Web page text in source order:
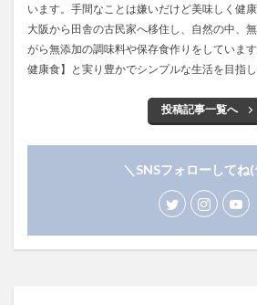
います。手間なことは嫌いだけど美味しく健
大阪から田舎の古民家へ移住し、自然の中、
がら無添加の調味料や保存食作りをしていま
健康食】と実り豊かでシンプルな生活を目指し
投稿記事一覧へ
＼SNSフォローしてね